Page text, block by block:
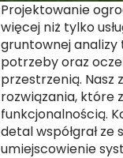
Projektowanie
więcej niż tylko
gruntownej
potrzeby oraz
przestrzenią. Nasz
rozwiązania, które
funkcjonalnością.
detal współgrał
umiejscowienie